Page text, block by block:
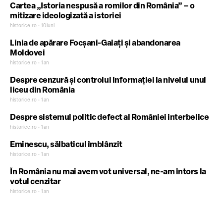
Cartea „Istoria nespusă a romilor din România” – o
mitizare ideologizată a istoriei
historice.ro • 10 luni
Linia de apărare Focșani-Galați și abandonarea
Moldovei
historice.ro • 1 an
Despre cenzură și controlul informației la nivelul unui
liceu din România
historice.ro • 1 an
Despre sistemul politic defect al României interbelice
historice.ro • 1 an
Eminescu, sălbaticul îmblânzit
historice.ro • 1 an
În România nu mai avem vot universal, ne-am întors la
votul cenzitar
historice.ro • 1 an